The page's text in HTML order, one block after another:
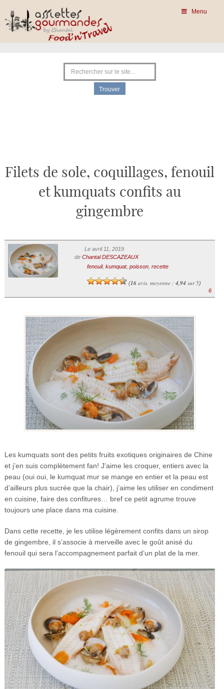
Menu
Filets de sole, coquillages, fenouil
et kumquats confits au
gingembre
Le avril 11, 2019
de Chantal DESCAZEAUX
fenouil, kumquat, poisson, recette
(16avis, moyenne : 4,94sur 5)
6
Les kumquats sont des petits fruits exotiques originaires de Chine
et j’en suis complètement fan! J’aime les croquer, entiers avec la
peau (oui oui, le kumquat mur se mange en entier et la peau est
d’ailleurs plus sucrée que la chair), j’aime les utiliser en condiment
en cuisine, faire des confitures… bref ce petit agrume trouve
toujours une place dans ma cuisine.
Dans cette recette, je les utilise légèrement confits dans un sirop
de gingembre, il s’associe à merveille avec le goût anisé du
fenouil qui sera l’accompagnement parfait d’un plat de la mer.